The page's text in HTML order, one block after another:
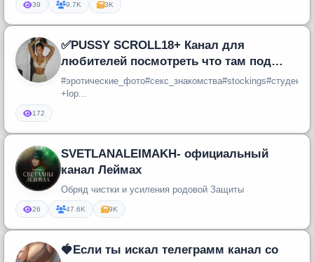
39 9.7K 3K
✅PUSSY SCROLL18+ Канал для
любителей посмотреть что там под
трусиками...18+ строго...✅
+lop...
172
SVETLANALEIMAKH- официальный
канал Леймах
Обряд чистки и усиления родовой Защиты
26 47.6K 9K
🍓Если ты искал телеграмм канал со